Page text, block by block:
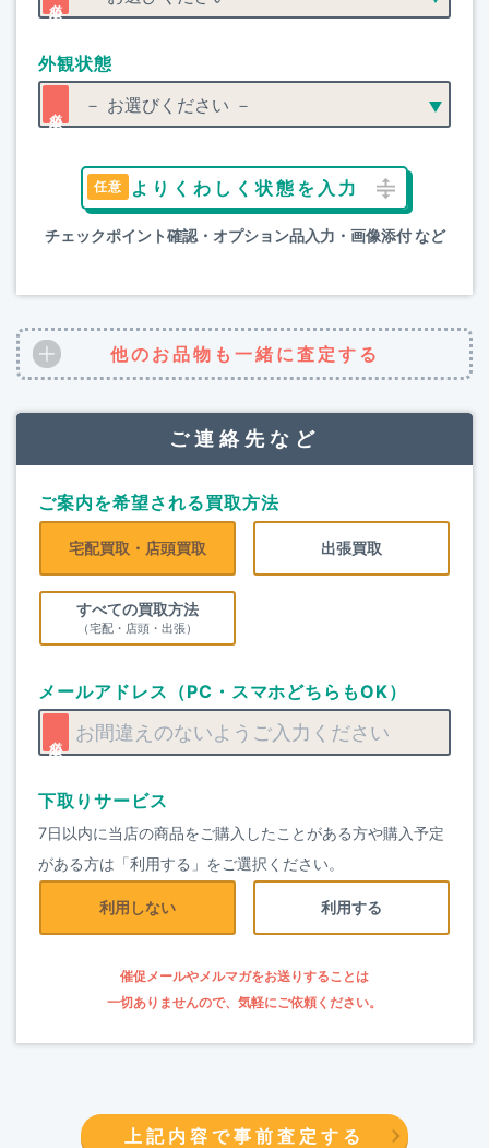
外観状態
よりくわしく状態を入力
チェックポイント確認・オプション品入力・画像添付 など
他のお品物も一緒に査定する
ご連絡先など
ご案内を希望される買取方法
宅配買取・店頭買取 出張買取
すべての買取方法
（宅配・店頭・出張）
メールアドレス（PC・スマホどちらもOK）
下取りサービス
7日以内に当店の商品をご購入したことがある方や購入予定
がある方は「利用する」をご選択ください。
利用しない 利用する
催促メールやメルマガをお送りすることは
一切ありませんので、気軽にご依頼ください。
上記内容で事前査定する